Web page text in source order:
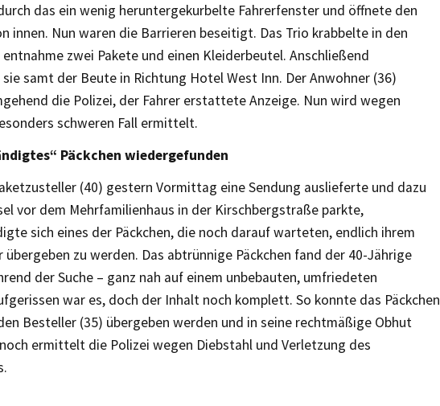
das ein wenig heruntergekurbelte Fahrerfenster und öffnete den
innen. Nun waren die Barrieren beseitigt. Das Trio krabbelte in den
zwei Pakete und einen Kleiderbeutel. Anschließend
samt der Beute in Richtung Hotel West Inn. Der Anwohner (36)
die Polizei, der Fahrer erstattete Anzeige. Nun wird wegen
schweren Fall ermittelt.
Päckchen wiedergefunden
(40) gestern Vormittag eine Sendung auslieferte und dazu
vor dem Mehrfamilienhaus in der Kirschbergstraße parkte,
sich eines der Päckchen, die noch darauf warteten, endlich ihrem
übergeben zu werden. Das abtrünnige Päckchen fand der 40-Jährige
der Suche – ganz nah auf einem unbebauten, umfriedeten
war es, doch der Inhalt noch komplett. So konnte das Päckchen
Besteller (35) übergeben werden und in seine rechtmäßige Obhut
ermittelt die Polizei wegen Diebstahl und Verletzung des